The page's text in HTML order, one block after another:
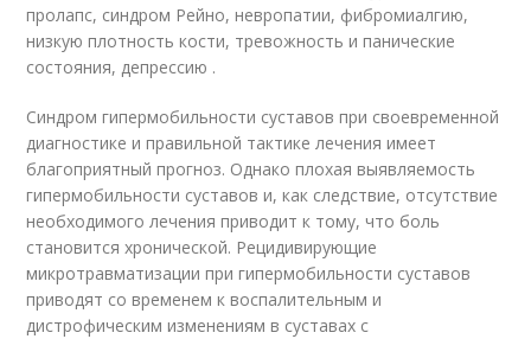
пролапс, синдром Рейно, невропатии, фибромиалгию,
низкую плотность кости, тревожность и панические
состояния, депрессию .
Синдром гипермобильности суставов при своевременной
диагностике и правильной тактике лечения имеет
благоприятный прогноз. Однако плохая выявляемость
гипермобильности суставов и, как следствие, отсутствие
необходимого лечения приводит к тому, что боль
становится хронической. Рецидивирующие
микротравматизации при гипермобильности суставов
приводят со временем к воспалительным и
дистрофическим изменениям в суставах с